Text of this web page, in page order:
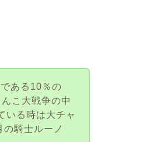
ある10％の
こ大戦争の中
いる時は大チャ
騎士ルーノ